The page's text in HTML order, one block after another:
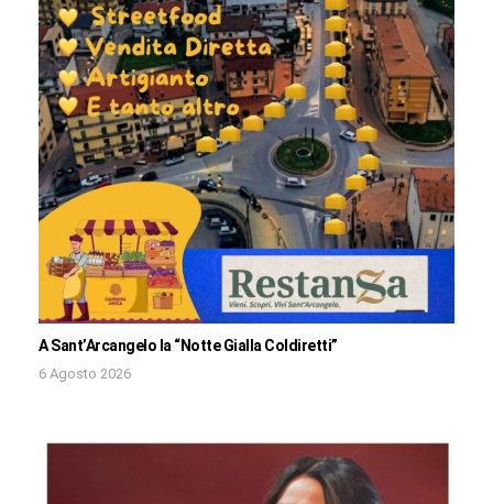
A Sant’Arcangelo la “Notte Gialla Coldiretti”
6 Agosto 2026